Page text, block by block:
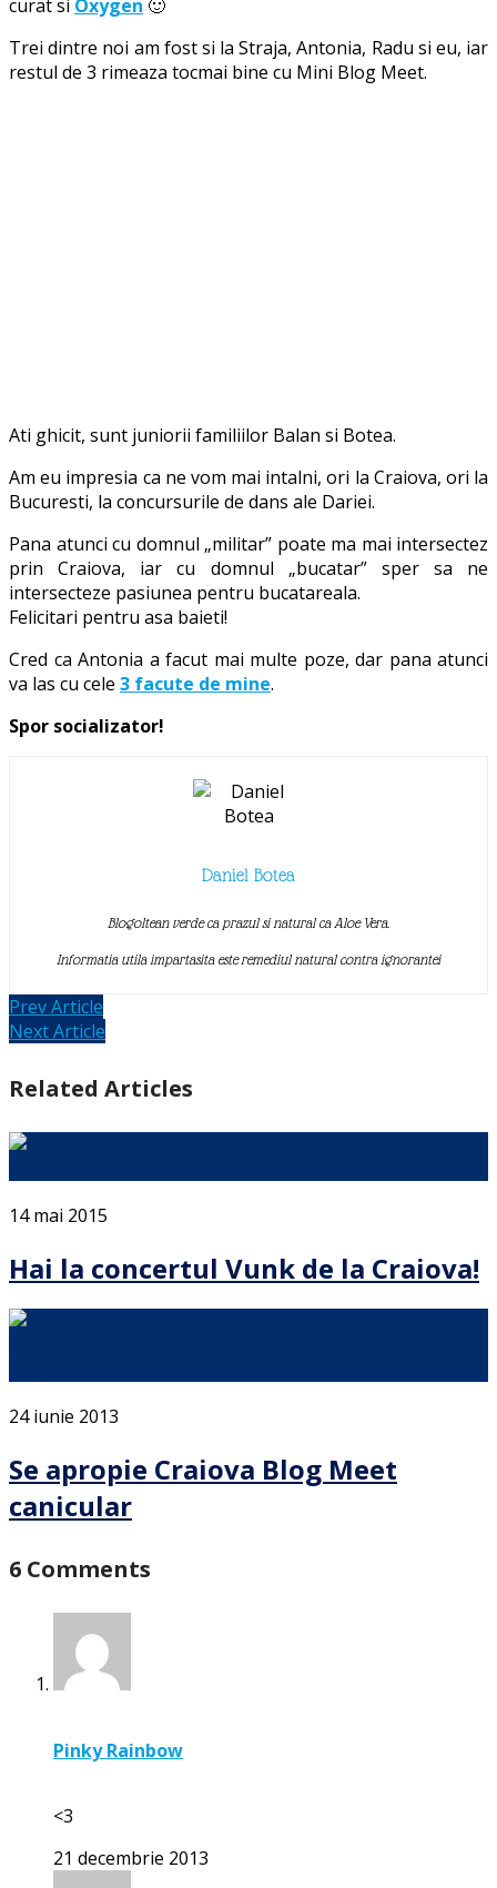
curat si Oxygen 🙂
Trei dintre noi am fost si la Straja, Antonia, Radu si eu, iar
restul de 3 rimeaza tocmai bine cu Mini Blog Meet.
Ati ghicit, sunt juniorii familiilor Balan si Botea.
Am eu impresia ca ne vom mai intalni, ori la Craiova, ori la
Bucuresti, la concursurile de dans ale Dariei.
Pana atunci cu domnul „militar” poate ma mai intersectez
prin Craiova, iar cu domnul „bucatar” sper sa ne
intersecteze pasiunea pentru bucatareala.
Felicitari pentru asa baieti!
Cred ca Antonia a facut mai multe poze, dar pana atunci
va las cu cele 3 facute de mine.
Spor socializator!
Daniel Botea
Blogoltean verde ca prazul si natural ca Aloe Vera.
Informatia utila impartasita este remediul natural contra ignorantei
Prev Article
Next Article
Related Articles
14 mai 2015
Hai la concertul Vunk de la Craiova!
24 iunie 2013
Se apropie Craiova Blog Meet
canicular
6 Comments
Pinky Rainbow
<3
21 decembrie 2013